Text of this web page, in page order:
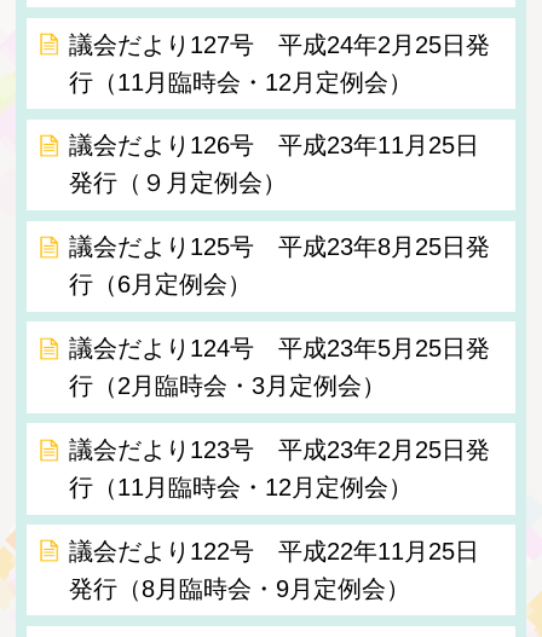
議会だより127号 平成24年2月25日発
行（11月臨時会・12月定例会）
議会だより126号 平成23年11月25日
発行（９月定例会）
議会だより125号 平成23年8月25日発
行（6月定例会）
議会だより124号 平成23年5月25日発
行（2月臨時会・3月定例会）
議会だより123号 平成23年2月25日発
行（11月臨時会・12月定例会）
議会だより122号 平成22年11月25日
発行（8月臨時会・9月定例会）